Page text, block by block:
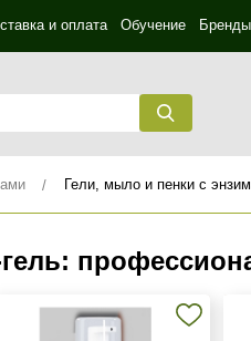
и оплата Обучение Бренды
Гели, мыло и пенки с